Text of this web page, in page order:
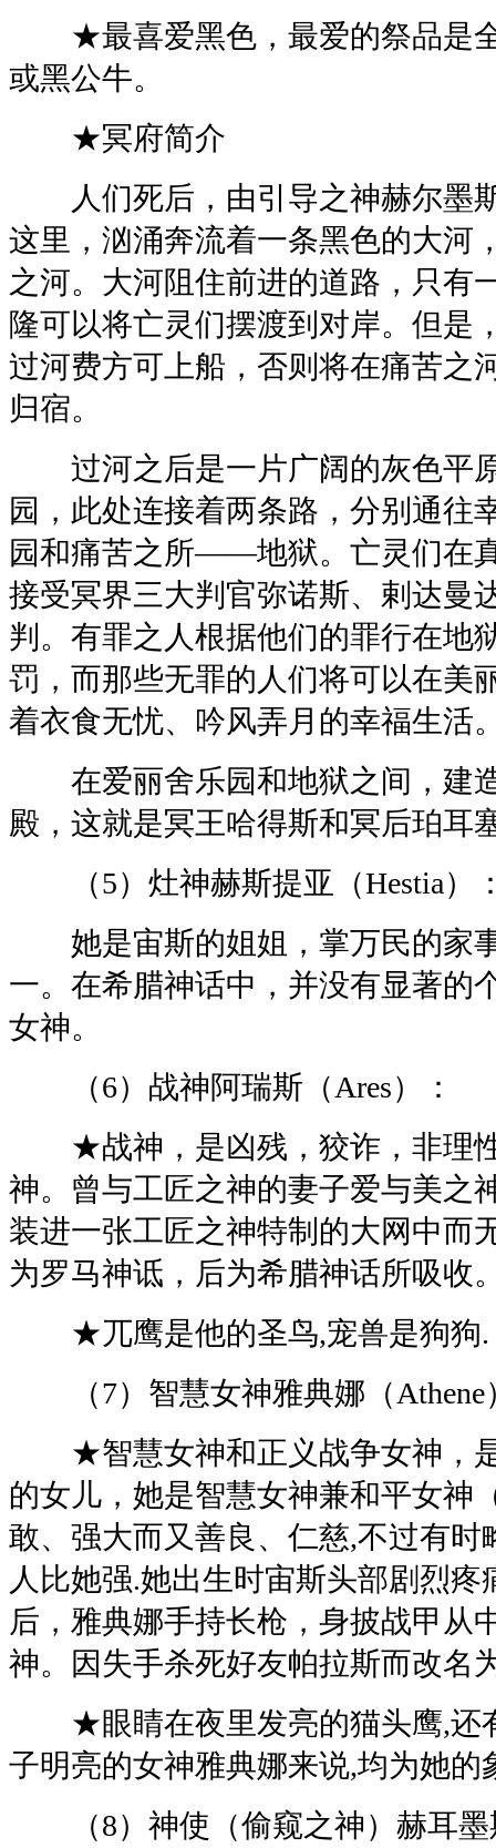
★最喜爱黑色，最爱的祭品是全
或黑公牛。
★冥府简介
人们死后，由引导之神赫尔墨
这里，汹涌奔流着一条黑色的大
之河。大河阻住前进的道路，只有
隆可以将亡灵们摆渡到对岸。但是
过河费方可上船，否则将在痛苦之
归宿。
过河之后是一片广阔的灰色平
园，此处连接着两条路，分别通
园和痛苦之所——地狱。亡灵们在
接受冥界三大判官弥诺斯、剌达曼
判。有罪之人根据他们的罪行在地
罚，而那些无罪的人们将可以在美
着衣食无忧、吟风弄月的幸福生活
在爱丽舍乐园和地狱之间，建
殿，这就是冥王哈得斯和冥后珀耳
（5）灶神赫斯提亚（Hestia）
她是宙斯的姐姐，掌万民的家
一。在希腊神话中，并没有显著的
女神。
（6）战神阿瑞斯（Ares）：
★战神，是凶残，狡诈，非理性
神。曾与工匠之神的妻子爱与美之
装进一张工匠之神特制的大网中而
为罗马神诋，后为希腊神话所吸收
★兀鹰是他的圣鸟,宠兽是狗狗.
（7）智慧女神雅典娜（Athene
★智慧女神和正义战争女神，是
的女儿，她是智慧女神兼和平女神
敢、强大而又善良、仁慈,不过有时
人比她强.她出生时宙斯头部剧烈
后，雅典娜手持长枪，身披战甲从
神。因失手杀死好友帕拉斯而改名
★眼睛在夜里发亮的猫头鹰,还
子明亮的女神雅典娜来说,均为她的
（8）神使（偷窥之神）赫耳墨